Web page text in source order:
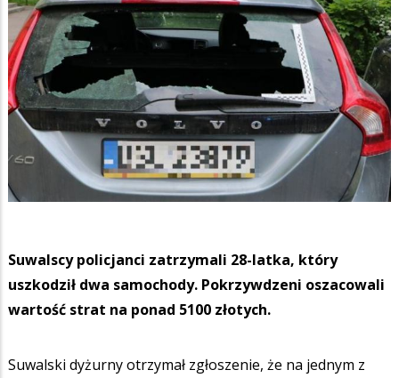
Suwalscy policjanci zatrzymali 28-latka, który
uszkodził dwa samochody. Pokrzywdzeni oszacowali
wartość strat na ponad 5100 złotych.
Suwalski dyżurny otrzymał zgłoszenie, że na jednym z